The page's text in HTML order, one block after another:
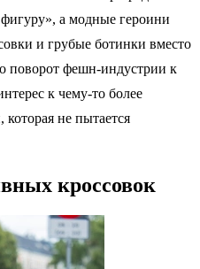
а модные героини
и грубые ботинки вместо
поворот фешн-индустрии к
к чему‑то более
не пытается
кроссовок